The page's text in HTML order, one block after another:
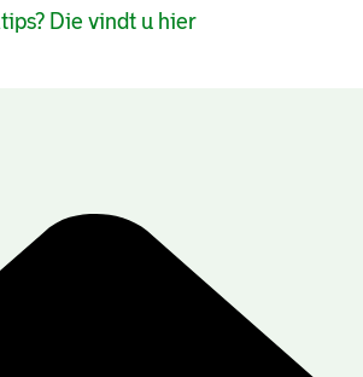
Die vindt u hier